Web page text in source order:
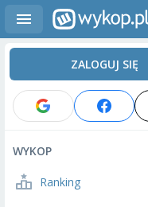
ZALOGUJ SIĘ
WYKOP
Ranking